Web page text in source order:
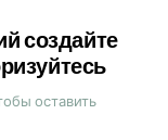
создайте
оставить